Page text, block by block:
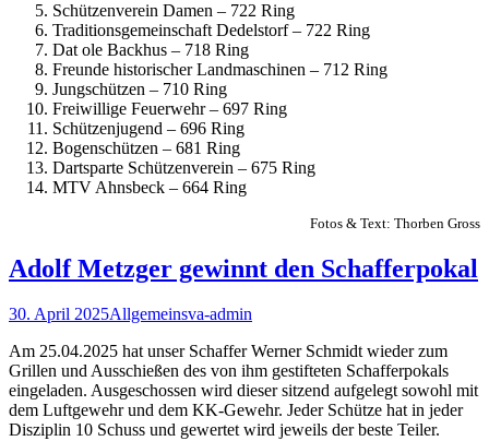
Schützenverein Damen – 722 Ring
Traditionsgemeinschaft Dedelstorf – 722 Ring
Dat ole Backhus – 718 Ring
Freunde historischer Landmaschinen – 712 Ring
Jungschützen – 710 Ring
Freiwillige Feuerwehr – 697 Ring
Schützenjugend – 696 Ring
Bogenschützen – 681 Ring
Dartsparte Schützenverein – 675 Ring
MTV Ahnsbeck – 664 Ring
Fotos & Text: Thorben Gross
Adolf Metzger gewinnt den Schafferpokal
30. April 2025Allgemeinsva-admin
Am 25.04.2025 hat unser Schaffer Werner Schmidt wieder zum
Grillen und Ausschießen des von ihm gestifteten Schafferpokals
eingeladen. Ausgeschossen wird dieser sitzend aufgelegt sowohl mit
dem Luftgewehr und dem KK-Gewehr. Jeder Schütze hat in jeder
Disziplin 10 Schuss und gewertet wird jeweils der beste Teiler.